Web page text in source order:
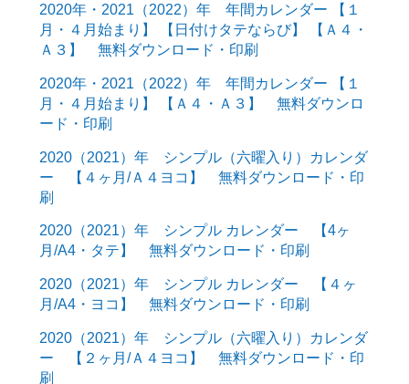
2020年・2021（2022）年 年間カレンダー 【１
月・４月始まり】 【日付けタテならび】 【Ａ４・
Ａ３】 無料ダウンロード・印刷
2020年・2021（2022）年 年間カレンダー 【１
月・４月始まり】 【Ａ４・Ａ３】 無料ダウンロ
ード・印刷
2020（2021）年 シンプル（六曜入り）カレンダ
ー 【４ヶ月/Ａ４ヨコ】 無料ダウンロード・印
刷
2020（2021）年 シンプル カレンダー 【4ヶ
月/A4・タテ】 無料ダウンロード・印刷
2020（2021）年 シンプル カレンダー 【４ヶ
月/A4・ヨコ】 無料ダウンロード・印刷
2020（2021）年 シンプル（六曜入り）カレンダ
ー 【２ヶ月/Ａ４ヨコ】 無料ダウンロード・印
刷